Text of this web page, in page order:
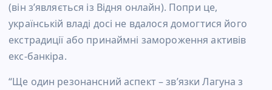
(він зʼявляється із Відня онлайн). Попри це,
українській владі досі не вдалося домогтися його
екстрадиції або принаймні замороження активів
екс-банкіра.
“Ще один резонансний аспект – зв’язки Лагуна з